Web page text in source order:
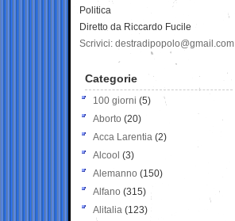
Politica
Diretto da Riccardo Fucile
Scrivici: destradipopolo@gmail.com
Categorie
100 giorni (5)
Aborto (20)
Acca Larentia (2)
Alcool (3)
Alemanno (150)
Alfano (315)
Alitalia (123)